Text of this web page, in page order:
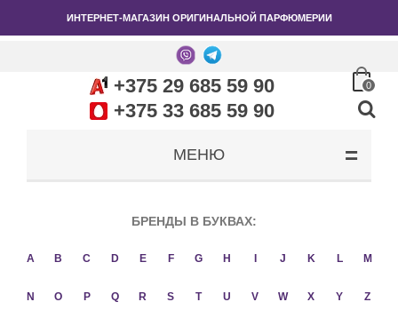
ИНТЕРНЕТ-МАГАЗИН ОРИГИНАЛЬНОЙ ПАРФЮМЕРИИ
+375 29 685 59 90
+375 33 685 59 90
0
МЕНЮ
БРЕНДЫ В БУКВАХ:
A B C D E F G H J K L M
N O P Q R S T U V W X Y Z